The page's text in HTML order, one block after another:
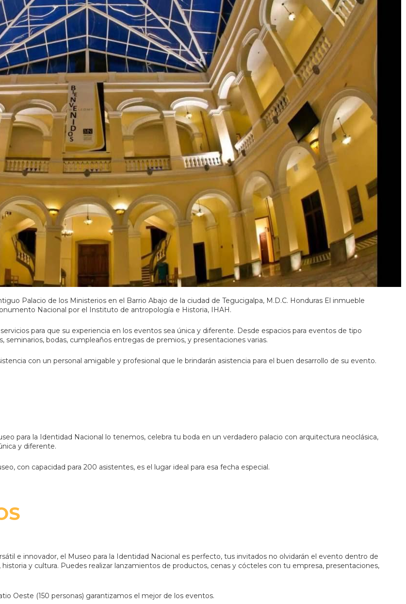
Palacio de los Ministerios en el Barrio Abajo de la ciudad de Tegucigalpa, M.D.C. Honduras El inmueble
Nacional por el Instituto de antropología e Historia, IHAH.
para que su experiencia en los eventos sea única y diferente. Desde espacios para eventos de tipo
seminarios, bodas, cumpleaños entregas de premios, y presentaciones varias.
con un personal amigable y profesional que le brindarán asistencia para el buen desarrollo de su evento.
para la Identidad Nacional lo tenemos, celebra tu boda en un verdadero palacio con arquitectura neoclásica,
y diferente.
con capacidad para 200 asistentes, es el lugar ideal para esa fecha especial.
e innovador, el Museo para la Identidad Nacional es perfecto, tus invitados no olvidarán el evento dentro de
y cultura. Puedes realizar lanzamientos de productos, cenas y cócteles con tu empresa, presentaciones,
Oeste (150 personas) garantizamos el mejor de los eventos.